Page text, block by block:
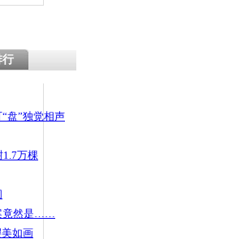
行
盘”独觉相声
1.7万棵
竟然是……
如画